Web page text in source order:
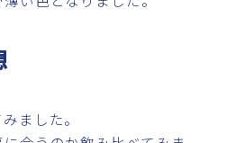
ました。